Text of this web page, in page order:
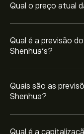
Qual o preço atual
Qual é a previsão
Shenhua’s?
Quais são as
Shenhua?
Qual é a